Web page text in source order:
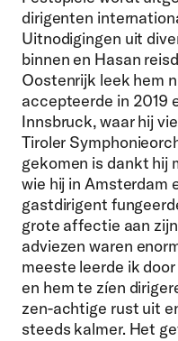
dirigenten
Uitnodigingen uit
binnen en Hasan
Oostenrijk leek hem
accepteerde in 2019
Innsbruck, waar hij
Tiroler
gekomen is dankt hij
wie hij in Amsterdam
gastdirigent
grote affectie aan
adviezen waren
meeste leerde ik
en hem te zíen
zen-achtige rust uit
steeds kalmer. Het